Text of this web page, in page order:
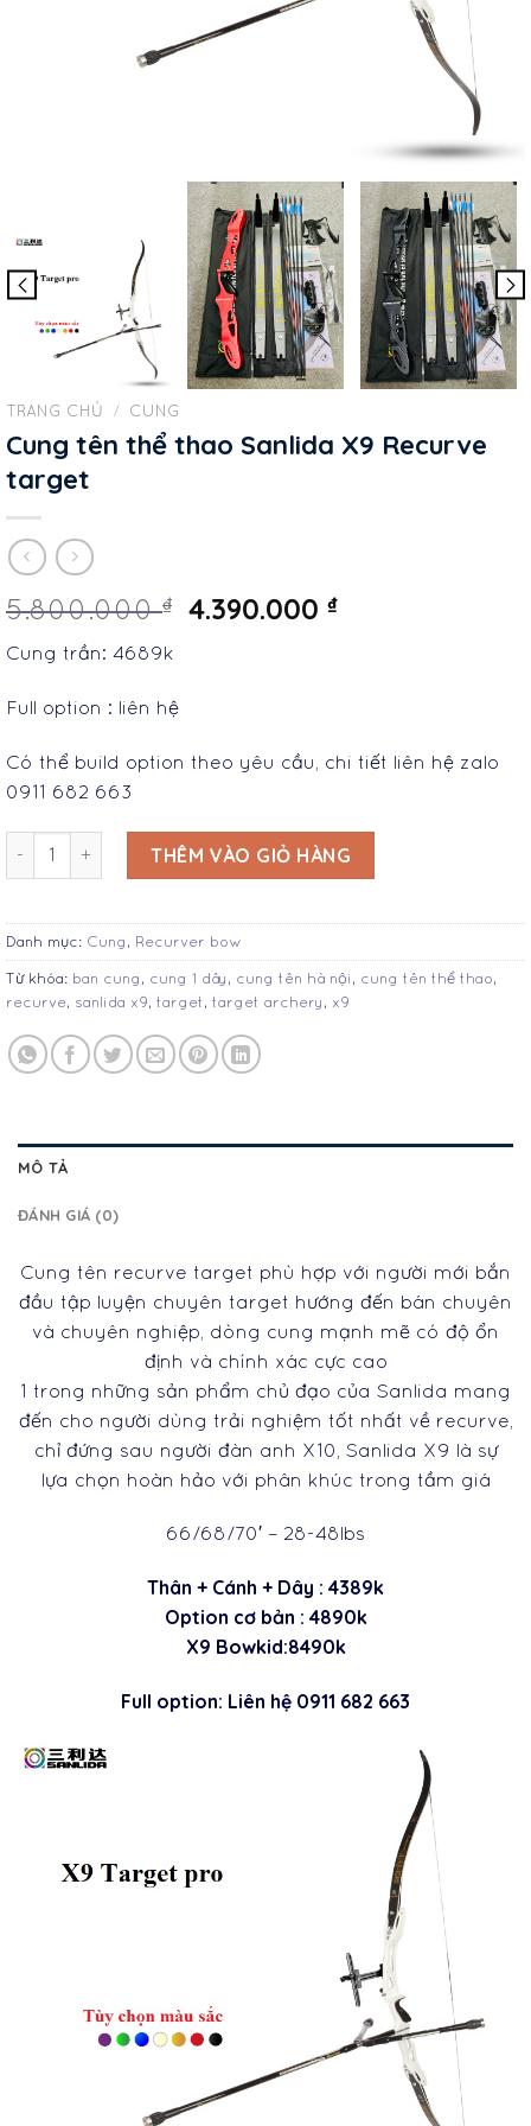
TRANG CHỦ / CUNG
Cung tên thể thao Sanlida X9 Recurve
target
5.800.000₫ 4.390.000₫
Cung trần: 4689k
Full option : liên hệ
Có thể build option theo yêu cầu, chi tiết liên hệ zalo
0911 682 663
Cung tên thể thao Sanlida X9 Recurve target số lượng
THÊM VÀO GIỎ HÀNG
Danh mục: Cung , Recurver bow
Từ khóa: ban cung , cung 1 dây , cung tên hà nội , cung tên thể thao,
recurve, sanlida x9, target , target archery , x9
MÔ TẢ
ĐÁNH GIÁ (0)
Cung tên recurve target phù hợp với người mới bắn
đầu tập luyện chuyên target hướng đến bán chuyên
và chuyên nghiệp, dòng cung mạnh mẽ có độ ổn
định và chính xác cực cao
1 trong những sản phẩm chủ đạo của Sanlida mang
đến cho người dùng trải nghiệm tốt nhất về recurve,
chỉ đứng sau người đàn anh X10, Sanlida X9 là sự
lựa chọn hoàn hảo với phân khúc trong tầm giá
66/68/70′ – 28-48lbs
Thân + Cánh + Dây : 4389k
Option cơ bản : 4890k
X9 Bowkid:8490k
Full option: Liên hệ 0911 682 663